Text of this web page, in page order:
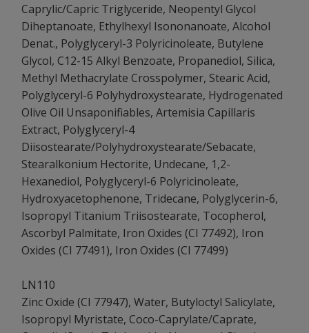
Caprylic/Capric Triglyceride, Neopentyl Glycol
Diheptanoate, Ethylhexyl Isononanoate, Alcohol
Denat., Polyglyceryl-3 Polyricinoleate, Butylene
Glycol, C12-15 Alkyl Benzoate, Propanediol, Silica,
Methyl Methacrylate Crosspolymer, Stearic Acid,
Polyglyceryl-6 Polyhydroxystearate, Hydrogenated
Olive Oil Unsaponifiables, Artemisia Capillaris
Extract, Polyglyceryl-4
Diisostearate/Polyhydroxystearate/Sebacate,
Stearalkonium Hectorite, Undecane, 1,2-
Hexanediol, Polyglyceryl-6 Polyricinoleate,
Hydroxyacetophenone, Tridecane, Polyglycerin-6,
Isopropyl Titanium Triisostearate, Tocopherol,
Ascorbyl Palmitate, Iron Oxides (CI 77492), Iron
Oxides (CI 77491), Iron Oxides (CI 77499)
LN110
Zinc Oxide (CI 77947), Water, Butyloctyl Salicylate,
Isopropyl Myristate, Coco-Caprylate/Caprate,